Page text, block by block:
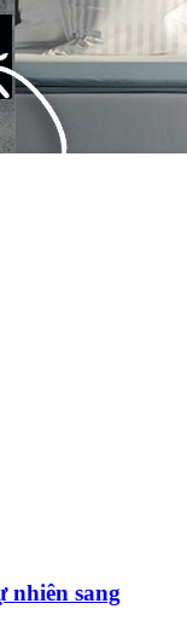
nhiên sang